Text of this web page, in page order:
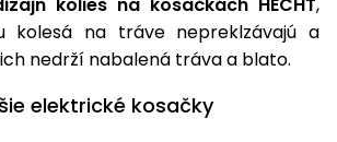
kolesá na tráve nepreklzávajú a
nedrží nabalená tráva a blato.
elektrické kosačky